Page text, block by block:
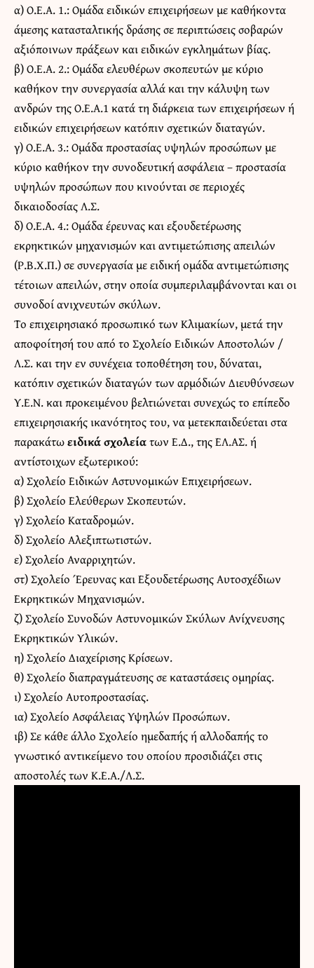
α) Ο.Ε.Α. 1.: Ομάδα ειδικών επιχειρήσεων με καθήκοντα
άμεσης κατασταλτικής δράσης σε περιπτώσεις σοβαρών
αξιόποινων πράξεων και ειδικών εγκλημάτων βίας.
β) Ο.Ε.Α. 2.: Ομάδα ελευθέρων σκοπευτών με κύριο
καθήκον την συνεργασία αλλά και την κάλυψη των
ανδρών της Ο.Ε.Α.1 κατά τη διάρκεια των επιχειρήσεων ή
ειδικών επιχειρήσεων κατόπιν σχετικών διαταγών.
γ) Ο.Ε.Α. 3.: Ομάδα προστασίας υψηλών προσώπων με
κύριο καθήκον την συνοδευτική ασφάλεια – προστασία
υψηλών προσώπων που κινούνται σε περιοχές
δικαιοδοσίας Λ.Σ.
δ) Ο.Ε.Α. 4.: Ομάδα έρευνας και εξουδετέρωσης
εκρηκτικών μηχανισμών και αντιμετώπισης απειλών
(Ρ.Β.Χ.Π.) σε συνεργασία με ειδική ομάδα αντιμετώπισης
τέτοιων απειλών, στην οποία συμπεριλαμβάνονται και οι
συνοδοί ανιχνευτών σκύλων.
Το επιχειρησιακό προσωπικό των Κλιμακίων, μετά την
αποφοίτησή του από το Σχολείο Ειδικών Αποστολών /
Λ.Σ. και την εν συνέχεια τοποθέτηση του, δύναται,
κατόπιν σχετικών διαταγών των αρμόδιών Διευθύνσεων
Υ.Ε.Ν. και προκειμένου βελτιώνεται συνεχώς το επίπεδο
επιχειρησιακής ικανότητος του, να μετεκπαιδεύεται στα
παρακάτωειδικά σχολείατων Ε.Δ., της ΕΛ.ΑΣ. ή
αντίστοιχων εξωτερικού:
α) Σχολείο Ειδικών Αστυνομικών Επιχειρήσεων.
β) Σχολείο Ελεύθερων Σκοπευτών.
γ) Σχολείο Καταδρομών.
δ) Σχολείο Αλεξιπτωτιστών.
ε) Σχολείο Αναρριχητών.
στ) Σχολείο Έρευνας και Εξουδετέρωσης Αυτοσχέδιων
Εκρηκτικών Μηχανισμών.
ζ) Σχολείο Συνοδών Αστυνομικών Σκύλων Ανίχνευσης
Εκρηκτικών Υλικών.
η) Σχολείο Διαχείρισης Κρίσεων.
θ) Σχολείο διαπραγμάτευσης σε καταστάσεις ομηρίας.
ι) Σχολείο Αυτοπροστασίας.
ια) Σχολείο Ασφάλειας Υψηλών Προσώπων.
ιβ) Σε κάθε άλλο Σχολείο ημεδαπής ή αλλοδαπής το
γνωστικό αντικείμενο του οποίου προσιδιάζει στις
αποστολές των Κ.Ε.Α./Λ.Σ.